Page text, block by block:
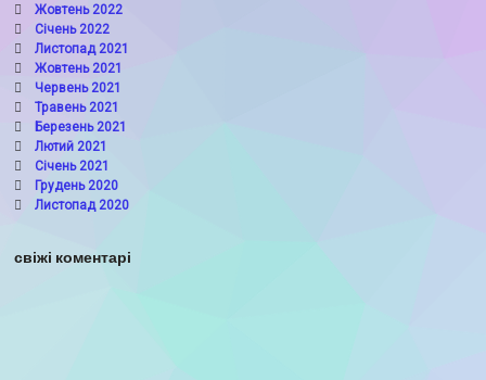
Жовтень 2022
Січень 2022
Листопад 2021
Жовтень 2021
Червень 2021
Травень 2021
Березень 2021
Лютий 2021
Січень 2021
Грудень 2020
Листопад 2020
свіжі коментарі